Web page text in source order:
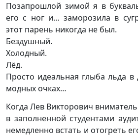
Позапрошлой зимой я в
его с ног и… заморозила в
этот парень никогда не был.
Бездушный.
Холодный.
Лёд.
Просто идеальная глыба льда
модных очках…
Когда Лев Викторович
в заполненной студентами
немедленно встать и отогреть